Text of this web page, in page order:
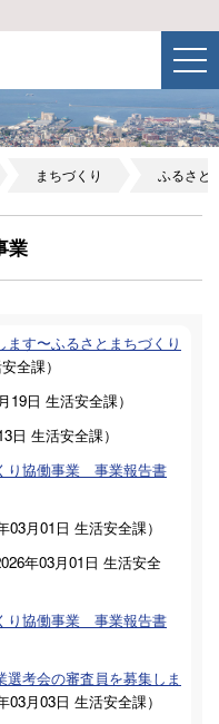
まちづくり ふるさと
業
す〜ふるさとまちづくり
全課）
19日 生活安全課）
日 生活安全課）
り協働事業 事業報告書
03月01日 生活安全課）
年03月01日 生活安全
り協働事業 事業報告書
考会の審査員を募集しま
03月03日 生活安全課）